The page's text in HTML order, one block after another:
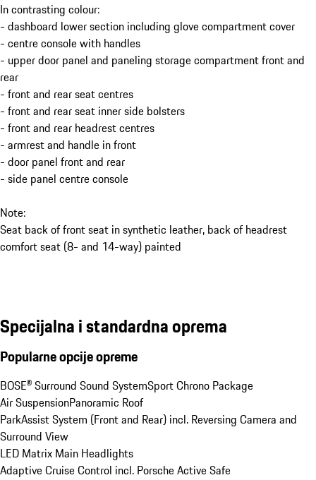
In contrasting colour:
- dashboard lower section including glove compartment cover
- centre console with handles
- upper door panel and paneling storage compartment front and
rear
- front and rear seat centres
- front and rear seat inner side bolsters
- front and rear headrest centres
- armrest and handle in front
- door panel front and rear
- side panel centre console
Note:
Seat back of front seat in synthetic leather, back of headrest
comfort seat (8- and 14-way) painted
Specijalna i standardna oprema
Popularne opcije opreme
BOSE® Surround Sound SystemSport Chrono Package
Air SuspensionPanoramic Roof
ParkAssist System (Front and Rear) incl. Reversing Camera and
Surround View
LED Matrix Main Headlights
Adaptive Cruise Control incl. Porsche Active Safe